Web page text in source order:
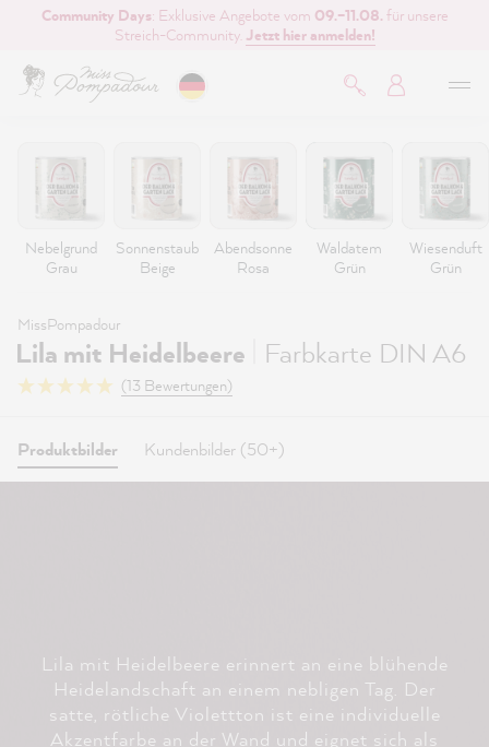
springen
Community Days: Exklusive Angebote vom 09.–11.08. für unsere
Streich-Community. Jetzt hier anmelden!
Nebelgrund
Grau
Sonnenstaub
Beige
Abendsonne
Rosa
Waldatem
Grün
Wiesenduft
Grün
MissPompadour
Lila mit Heidelbeere Farbkarte DIN A6
(13 Bewertungen)
Produktbilder Kundenbilder (50+)
Lila mit Heidelbeere erinnert an eine blühende
Heidelandschaft an einem nebligen Tag. Der
satte, rötliche Violettton ist eine individuelle
Akzentfarbe an der Wand und eignet sich als